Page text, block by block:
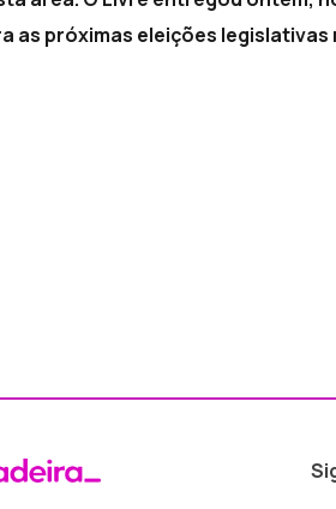
as próximas eleições legislativas